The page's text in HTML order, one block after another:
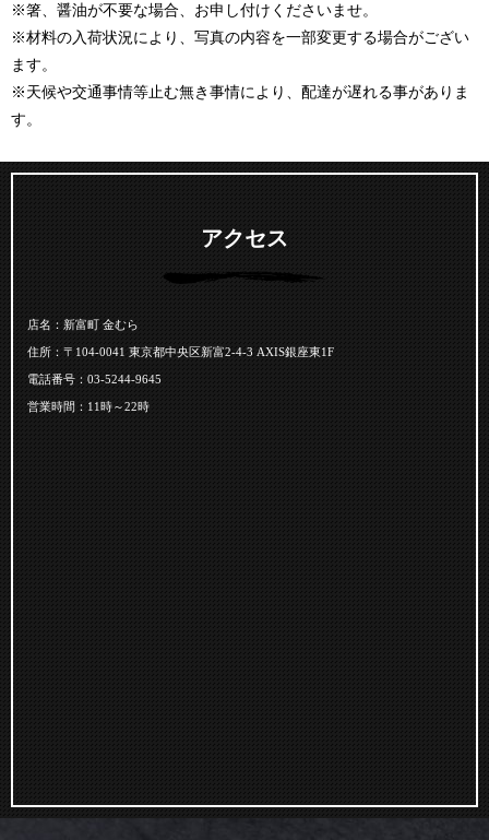
※箸、醤油が不要な場合、お申し付けくださいませ。
※材料の入荷状況により、写真の内容を一部変更する場合がござい
ます。
※天候や交通事情等止む無き事情により、配達が遅れる事がありま
す。
アクセス
店名：新富町 金むら
住所：〒104-0041 東京都中央区新富2-4-3 AXIS銀座東1F
電話番号：03-5244-9645
営業時間：11時～22時